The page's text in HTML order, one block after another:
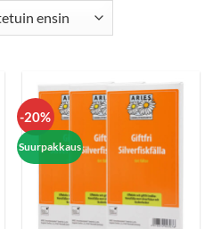
-20%
Suurpakkaus